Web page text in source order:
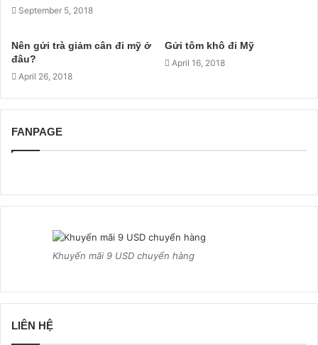
September 5, 2018
Nên gửi trà giảm cân đi mỹ ở
đâu?
April 26, 2018
Gửi tôm khô đi Mỹ
April 16, 2018
FANPAGE
Khuyến mãi 9 USD chuyển hàng
LIÊN HỆ